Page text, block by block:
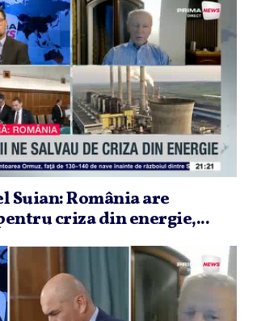
Suian: România are
criza din energie,...